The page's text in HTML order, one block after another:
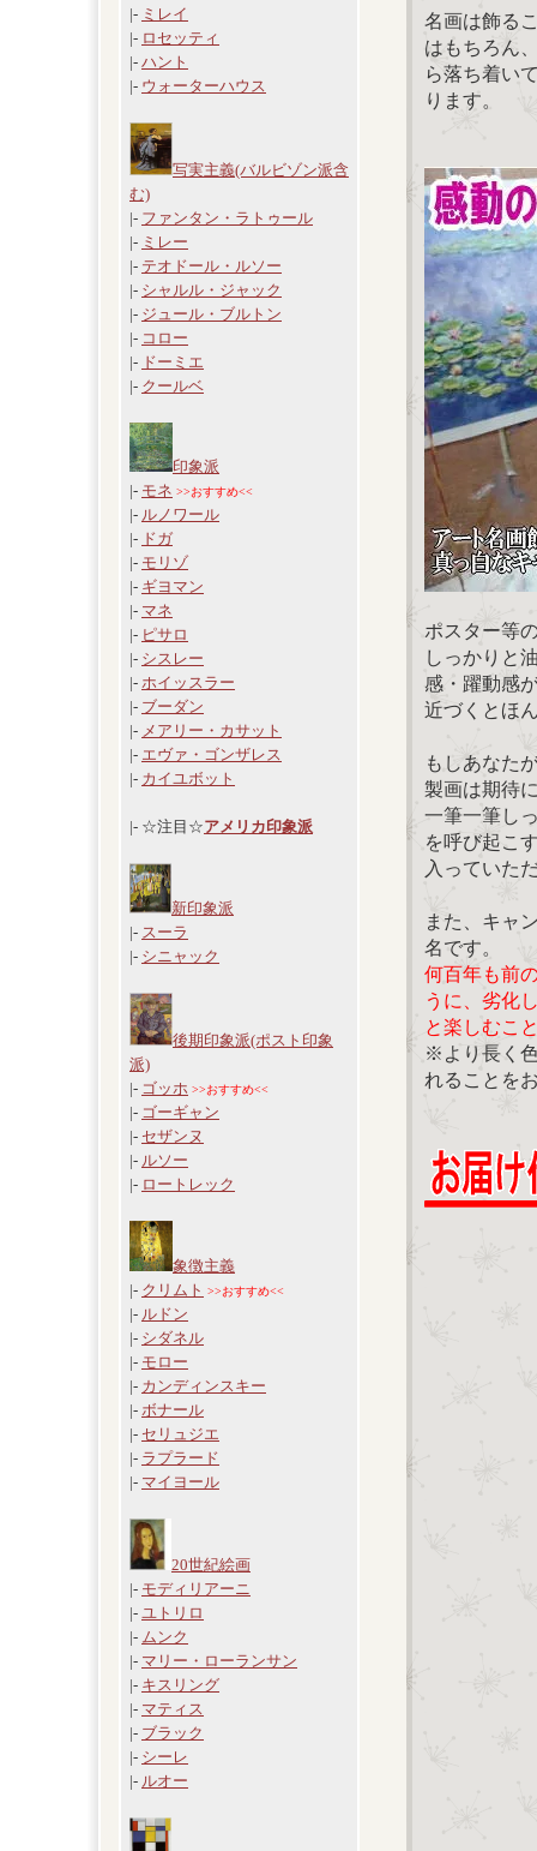
|- ミレイ
|- ロセッティ
|- ハント
|- ウォーターハウス
写実主義(バルビゾン派含
む)
|- ファンタン・ラトゥール
|- ミレー
|- テオドール・ルソー
|- シャルル・ジャック
|- ジュール・ブルトン
|- コロー
|- ドーミエ
|- クールベ
印象派
|- モネ >>おすすめ<<
|- ルノワール
|- ドガ
|- モリゾ
|- ギヨマン
|- マネ
|- ピサロ
|- シスレー
|- ホイッスラー
|- ブーダン
|- メアリー・カサット
|- エヴァ・ゴンザレス
|- カイユボット
|- ☆注目☆アメリカ印象派
新印象派
|- スーラ
|- シニャック
後期印象派(ポスト印象
派)
|- ゴッホ >>おすすめ<<
|- ゴーギャン
|- セザンヌ
|- ルソー
|- ロートレック
象徴主義
|- クリムト >>おすすめ<<
|- ルドン
|- シダネル
|- モロー
|- カンディンスキー
|- ボナール
|- セリュジエ
|- ラプラード
|- マイヨール
20世紀絵画
|- モディリアーニ
|- ユトリロ
|- ムンク
|- マリー・ローランサン
|- キスリング
|- マティス
|- ブラック
|- シーレ
|- ルオー
名画は飾る
はもちろん
ら落ち着い
ります。
ポスター等
しっかりと
感・躍動感
近づくとほ
もしあなた
製画は期待
一筆一筆し
を呼び起こ
入っていた
また、キャ
名です。
何百年も前
うに、劣化
と楽しむこ
※より長く
れることを